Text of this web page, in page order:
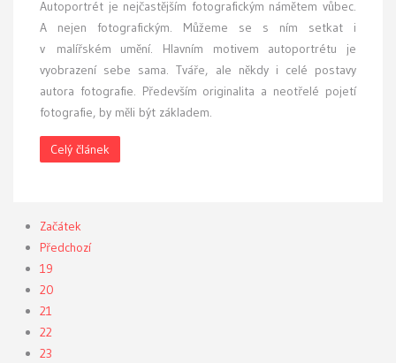
Autoportrét je nejčastějším fotografickým námětem vůbec.
A nejen fotografickým. Můžeme se s ním setkat i
v malířském umění. Hlavním motivem autoportrétu je
vyobrazení sebe sama. Tváře, ale někdy i celé postavy
autora fotografie. Především originalita a neotřelé pojetí
fotografie, by měli být základem.
Celý článek
Začátek
Předchozí
19
20
21
22
23